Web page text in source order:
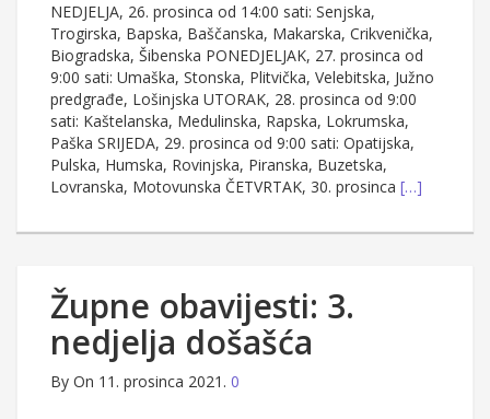
NEDJELJA, 26. prosinca od 14:00 sati: Senjska,
Trogirska, Bapska, Baščanska, Makarska, Crikvenička,
Biogradska, Šibenska PONEDJELJAK, 27. prosinca od
9:00 sati: Umaška, Stonska, Plitvička, Velebitska, Južno
predgrađe, Lošinjska UTORAK, 28. prosinca od 9:00
sati: Kaštelanska, Medulinska, Rapska, Lokrumska,
Paška SRIJEDA, 29. prosinca od 9:00 sati: Opatijska,
Pulska, Humska, Rovinjska, Piranska, Buzetska,
Lovranska, Motovunska ČETVRTAK, 30. prosinca […]
Župne obavijesti: 3.
nedjelja došašća
By On 11. prosinca 2021. 0